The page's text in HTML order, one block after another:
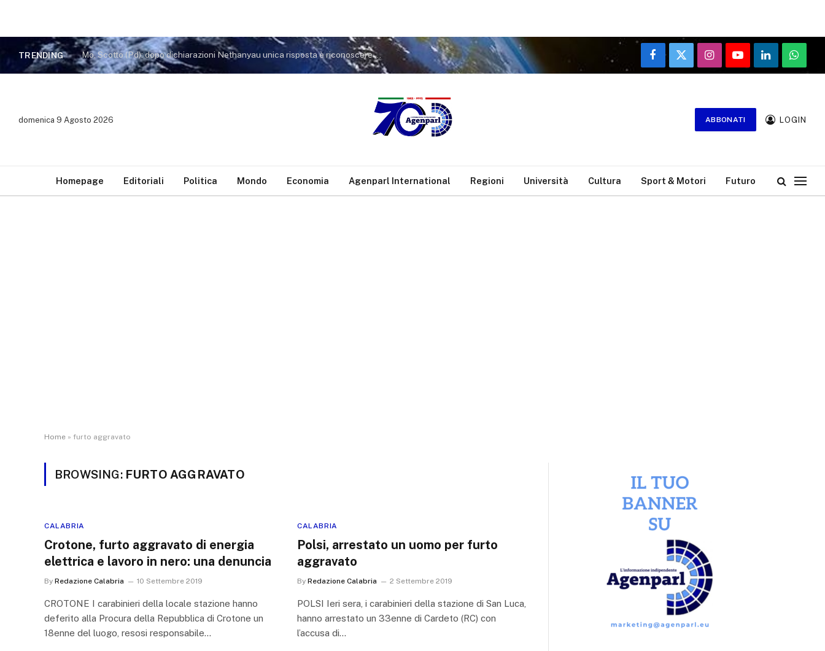
TRENDING Mo, Scotto (Pd): dopo dichiarazioni Nethanyau unica risposta è riconoscere stato Palestina
Facebook
X
(Twitter)
InstagramYouTubeLinkedIn
domenica 9 Agosto 2026 ABBONATI LOGIN
Homepage Editoriali Politica Mondo Economia Agenparl International Regioni Università Cultura Sport & Motori Futuro
Home » furto aggravato
BROWSING: FURTO AGGRAVATO
CALABRIA
Crotone, furto aggravato di energia
elettrica e lavoro in nero: una denuncia
By Redazione Calabria 10 Settembre 2019
CROTONE I carabinieri della locale stazione hanno
deferito alla Procura della Repubblica di Crotone un
18enne del luogo, resosi responsabile…
CALABRIA
Polsi, arrestato un uomo per furto
aggravato
By Redazione Calabria 2 Settembre 2019
POLSI Ieri sera, i carabinieri della stazione di San Luca,
hanno arrestato un 33enne di Cardeto (RC) con
l’accusa di…